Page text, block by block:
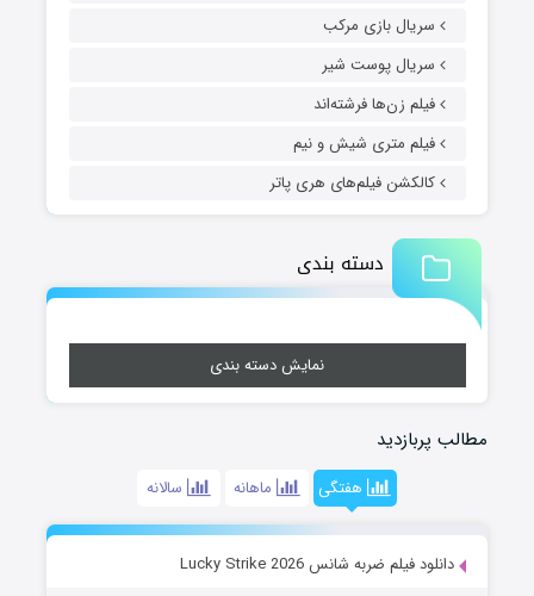
سریال بازی مرکب
سریال پوست شیر
فیلم زن‌ها فرشته‌اند
فیلم متری شیش و نیم
کالکشن فیلم‌های هری پاتر
دسته بندی
نمایش دسته بندی
مطالب پربازدید
هفتگی ماهانه سالانه
دانلود فیلم ضربه شانس Lucky Strike 2026